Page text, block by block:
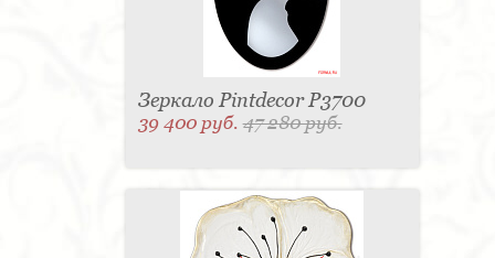
Зеркало Pintdecor P3700
39 400 руб.47 280 руб.